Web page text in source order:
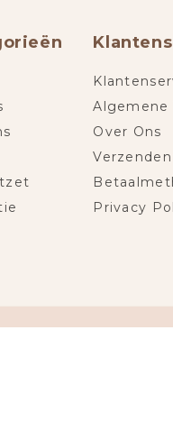
Algemene
Over Ons
Privacy